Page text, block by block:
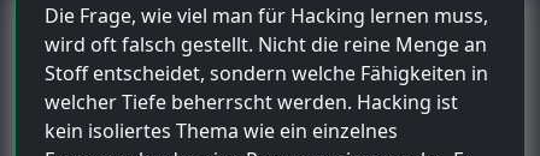
Die Frage, wie viel man für Hacking lernen muss,
wird oft falsch gestellt. Nicht die reine Menge an
Stoff entscheidet, sondern welche Fähigkeiten in
welcher Tiefe beherrscht werden. Hacking ist
kein isoliertes Thema wie ein einzelnes